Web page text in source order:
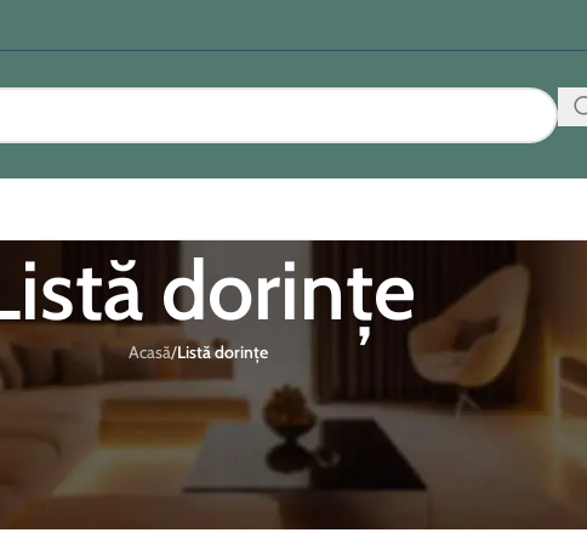
dorințe
Acasă/Listă dorințe